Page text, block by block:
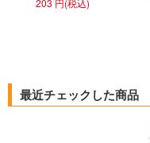
203 円(税込)
最近チェックした商品